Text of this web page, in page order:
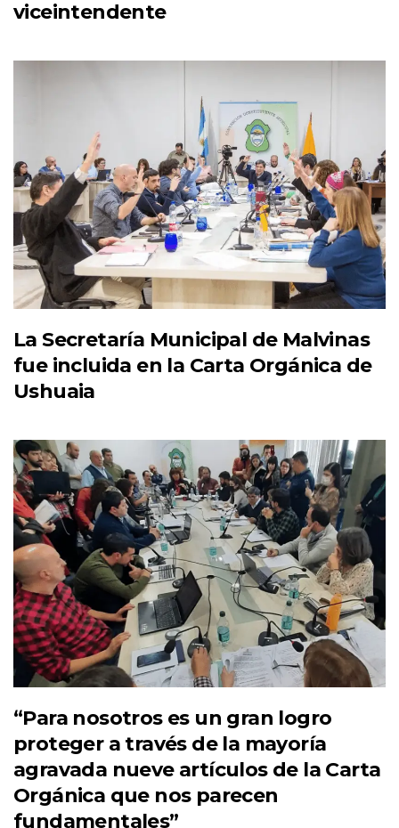
viceintendente
La Secretaría Municipal de Malvinas
fue incluida en la Carta Orgánica de
Ushuaia
“Para nosotros es un gran logro
proteger a través de la mayoría
agravada nueve artículos de la Carta
Orgánica que nos parecen
fundamentales”